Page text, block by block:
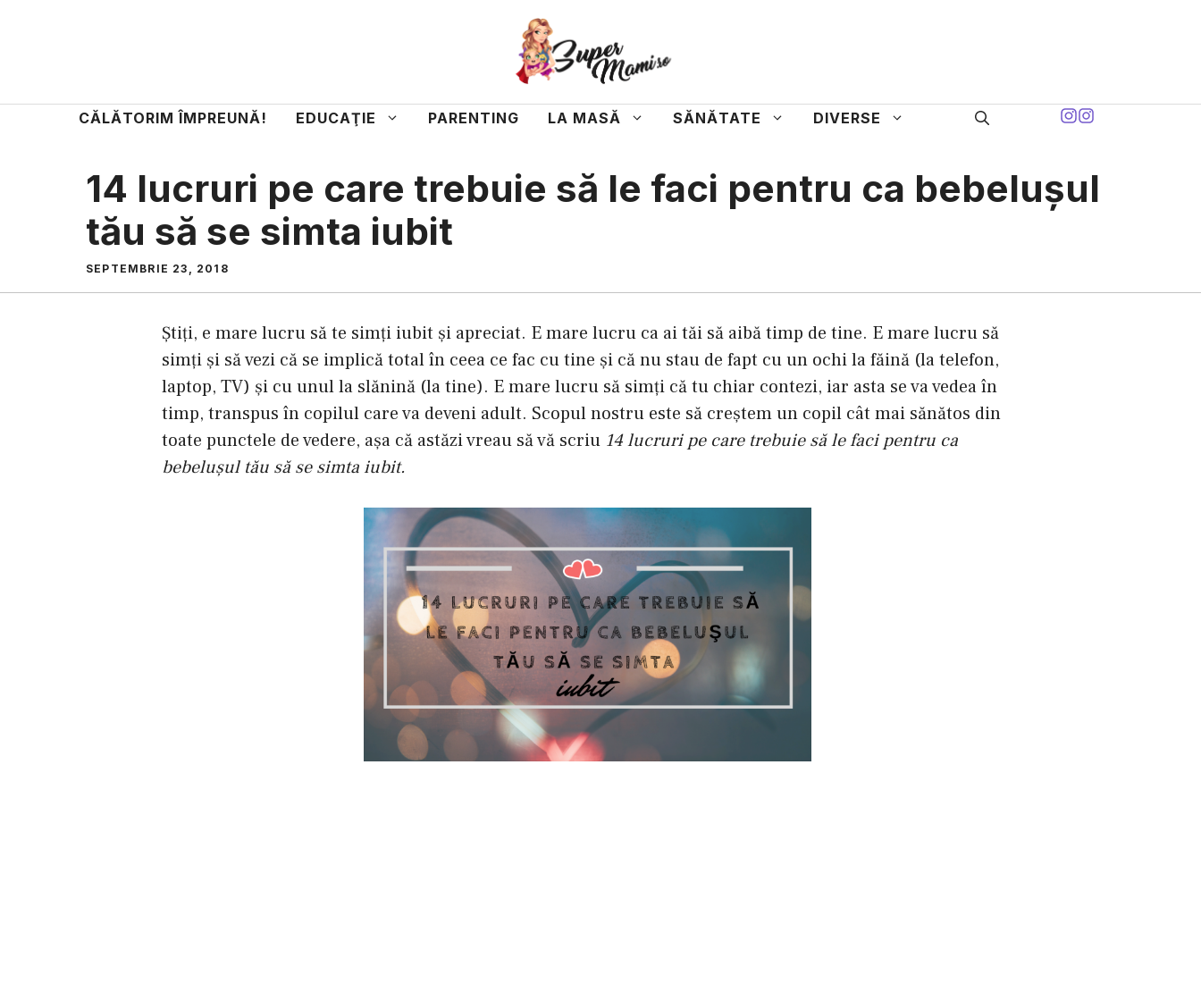
CĂLĂTORIM ÎMPREUNĂ! EDUCAŢIE PARENTING LA MASĂ SĂNĂTATE DIVERSE
14 lucruri pe care trebuie să le faci pentru ca bebeluşul
tău să se simta iubit
SEPTEMBRIE 23, 2018
Ştiţi, e mare lucru să te simţi iubit şi apreciat. E mare lucru ca ai tăi să aibă timp de tine. E mare lucru să
simţi şi să vezi că se implică total în ceea ce fac cu tine şi că nu stau de fapt cu un ochi la făină (la telefon,
laptop, TV) şi cu unul la slănină (la tine). E mare lucru să simţi că tu chiar contezi, iar asta se va vedea în
timp, transpus în copilul care va deveni adult. Scopul nostru este să creştem un copil cât mai sănătos din
toate punctele de vedere, aşa că astăzi vreau să vă scriu 14 lucruri pe care trebuie să le faci pentru ca
bebeluşul tău să se simta iubit.